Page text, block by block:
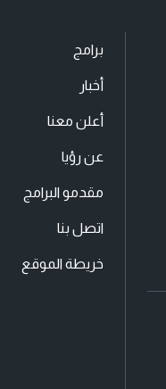
برامج
أخبار
أعلن معنا
عن رؤيا
مقدمو البرامج
اتصل بنا
خريطة الموقع